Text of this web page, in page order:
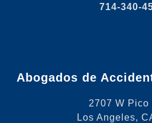
714-340-
Abogados de
2707 W Pico
Los Angeles,